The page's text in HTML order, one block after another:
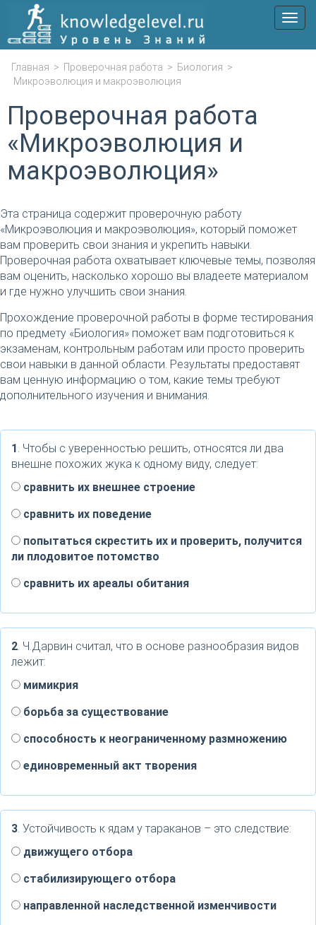
Меню
Главная > Проверочная работа > Биология >
Микроэволюция и макроэволюция
Проверочная работа
«Микроэволюция и
макроэволюция»
Эта страница содержит проверочную работу
«Микроэволюция и макроэволюция», который поможет
вам проверить свои знания и укрепить навыки.
Проверочная работа охватывает ключевые темы, позволяя
вам оценить, насколько хорошо вы владеете материалом
и где нужно улучшить свои знания.
Прохождение проверочной работы в форме тестирования
по предмету «Биология» поможет вам подготовиться к
экзаменам, контрольным работам или просто проверить
свои навыки в данной области. Результаты предоставят
вам ценную информацию о том, какие темы требуют
дополнительного изучения и внимания.
1. Чтобы с уверенностью решить, относятся ли два
внешне похожих жука к одному виду, следует:
сравнить их внешнее строение
сравнить их поведение
попытаться скрестить их и проверить, получится
ли плодовитое потомство
сравнить их ареалы обитания
2. Ч.Дарвин считал, что в основе разнообразия видов
лежит:
мимикрия
борьба за существование
способность к неограниченному размножению
единовременный акт творения
3. Устойчивость к ядам у тараканов – это следствие:
движущего отбора
стабилизирующего отбора
направленной наследственной изменчивости